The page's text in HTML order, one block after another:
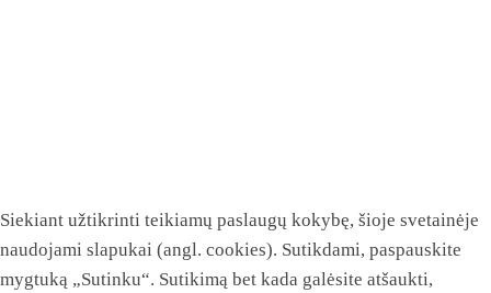
Siekiant užtikrinti teikiamų paslaugų kokybę, šioje svetainėje
naudojami slapukai (angl. cookies). Sutikdami, paspauskite
mygtuką „Sutinku“. Sutikimą bet kada galėsite atšaukti,